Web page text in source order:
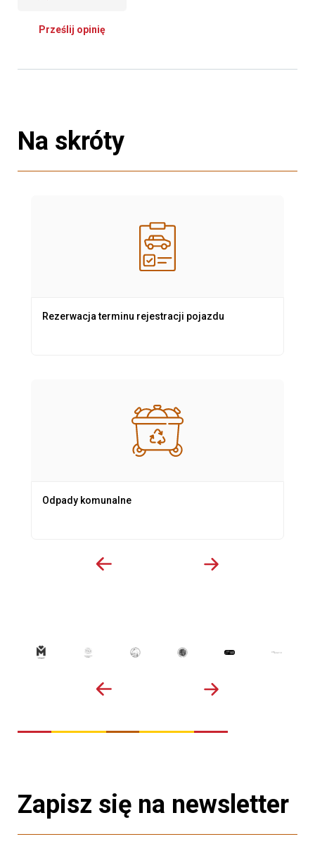
Prześlij opinię
Na skróty
Rezerwacja terminu rejestracji pojazdu
Odpady komunalne
Zapisz się na newsletter